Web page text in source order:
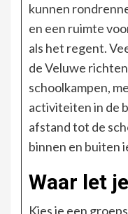
kunnen
en een ruimte
als het regent.
de Veluwe
schoolkampen,
activiteiten in de
afstand tot de
binnen en buiten
Waar let
Kies je een